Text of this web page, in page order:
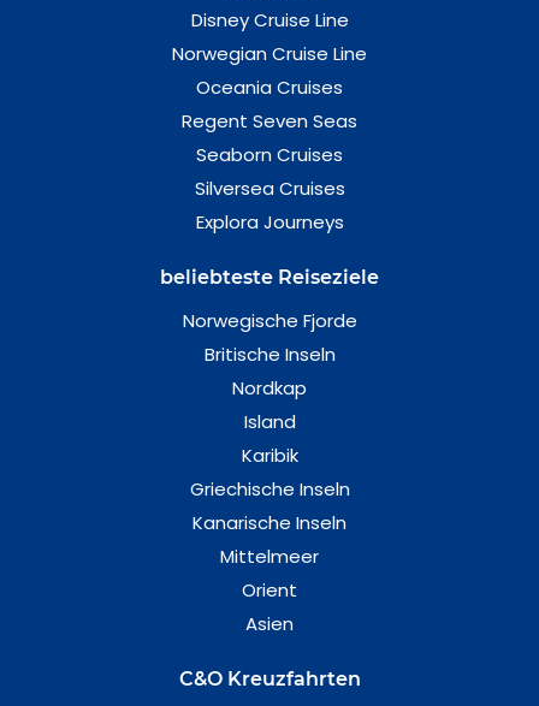
Disney Cruise Line
Norwegian Cruise Line
Oceania Cruises
Regent Seven Seas
Seaborn Cruises
Silversea Cruises
Explora Journeys
beliebteste Reiseziele
Norwegische Fjorde
Britische Inseln
Nordkap
Island
Karibik
Griechische Inseln
Kanarische Inseln
Mittelmeer
Orient
Asien
C&O Kreuzfahrten